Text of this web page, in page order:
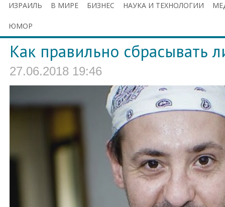
ИЗРАИЛЬ В МИРЕ БИЗНЕС НАУКА И ТЕХНОЛОГИИ
ЮМОР
Как правильно сбрасывать
27.06.2018 19:46